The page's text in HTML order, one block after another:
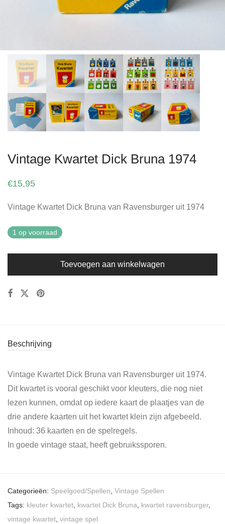
Vintage Kwartet Dick Bruna 1974
€15,95
Vintage Kwartet Dick Bruna van Ravensburger uit 1974
1 op voorraad
Toevoegen aan winkelwagen
Beschrijving
Vintage Kwartet Dick Bruna van Ravensburger uit 1974.
Dit kwartet is vooral geschikt voor kleuters, die nog niet
lezen kunnen, omdat op iedere kaart de plaatjes van de
drie andere kaarten uit het kwartet klein zijn afgebeeld.
Inhoud: 36 kaarten en de spelregels.
In goede vintage staat, heeft gebruikssporen.
Categorieën: Speelgoed/Spellen Vintage Spellen
Tags: kleuter kwartet kwartet Dick Bruna kwartet ravensburger,
vintage kwartet vintage spel